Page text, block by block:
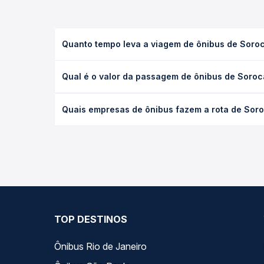
Quanto tempo leva a viagem de ônibus de
leito) e as condições de tráfego. Na Quero
Qual é o valor da passagem de ônibus de
antecedência da compra. Na Quero Passagem
Quais empresas de ônibus fazem a rota de
TOP DESTINOS
Ônibus Rio de Janeiro